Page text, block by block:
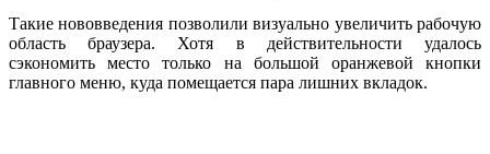
Такие нововведения позволили визуально увеличить рабочую
область браузера. Хотя в действительности удалось
сэкономить место только на большой оранжевой кнопки
главного меню, куда помещается пара лишних вкладок.